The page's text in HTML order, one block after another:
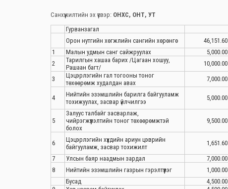
Санхүүжилтийн эх үүсвэр: ОНХС, ОНТ, УТ
Гурванзагал
Орон нутгийн хөгжлийн сангийн хөрөнгө
46,151.60
1
Малын удмын санг сайжруулах 5,000.00
2
Тарилгын хашаа барих /Цагаан хошуу,
Рашаан багт/
10,000.00
3
Цэцэрлэгийн гал тогооны тоног
төхөөрөмж худалдан авах
7,000.00
4
Нийтийн эзэмшлийн барилга байгууламж
тохижуулах, засвар үйлчилгээ
5,000.00
5
Залуус талбайг засварлаж,
чийрэгжүүлэлтийн тоног төхөөрөмжтэй
болох
9,500.00
6
Цэцэрлэгийн хүүхдийн ариун цэврийн
байгууламж, засвар тохижилт
1,651.60
7 Улсын баяр наадмын зардал 7,000.00
8
Нийтийн эзэмшлийн газрын гэрэлтүүлэг 1,000.00
Бусад
4,500.00